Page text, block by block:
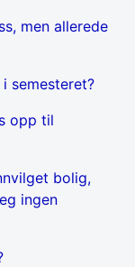
men allerede
semesteret?
opp til
bolig,
ingen